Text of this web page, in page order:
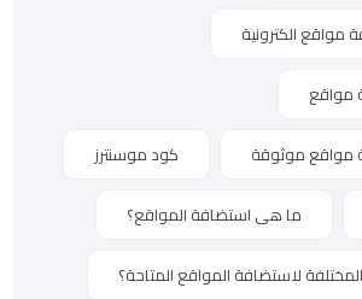
الكترونية
مواقع
مواقع موثوقة كود موسنترز
ما هى استضافة المواقع؟
لاستضافة المواقع المتاحة؟